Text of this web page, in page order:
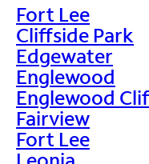
Fort Lee
Cliffside Park
Edgewater
Englewood
Englewood
Fairview
Fort Lee